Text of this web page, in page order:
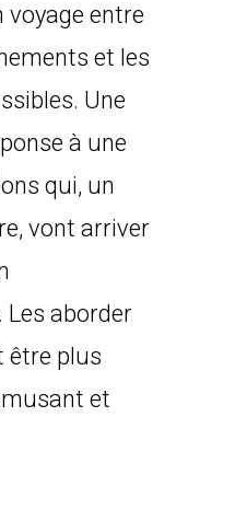
voyage entre
et les
Une
à une
qui, un
vont arriver
Les aborder
être plus
et